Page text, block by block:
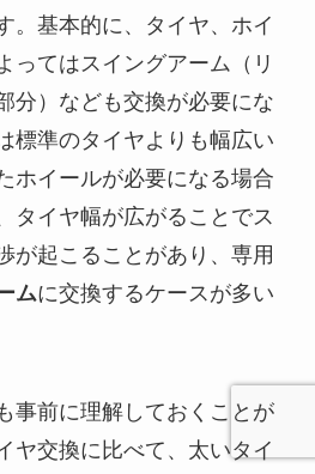
。基本的に、タイヤ、ホイ
ってはスイングアーム（リ
分）なども交換が必要にな
標準のタイヤよりも幅広い
ホイールが必要になる場合
タイヤ幅が広がることでス
が起こることがあり、専用
ムに交換するケースが多い
事前に理解しておくことが
ヤ交換に比べて、太いタイ